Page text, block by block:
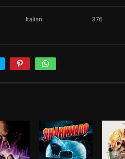
Italian 376